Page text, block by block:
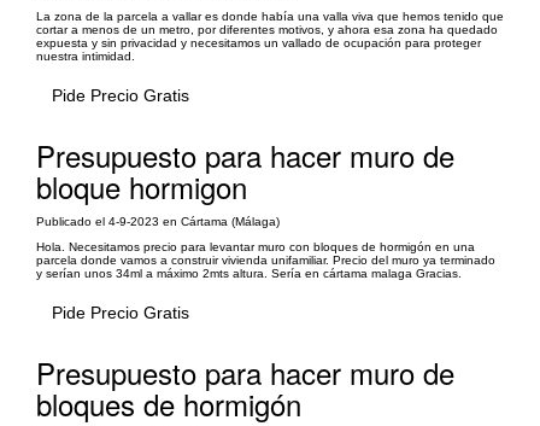
La zona de la parcela a vallar es donde había una valla viva que hemos tenido que
cortar a menos de un metro, por diferentes motivos, y ahora esa zona ha quedado
expuesta y sin privacidad y necesitamos un vallado de ocupación para proteger
nuestra intimidad.
Pide Precio Gratis
Presupuesto para hacer muro de
bloque hormigon
Publicado el 4-9-2023 en Cártama (Málaga)
Hola. Necesitamos precio para levantar muro con bloques de hormigón en una
parcela donde vamos a construir vivienda unifamiliar. Precio del muro ya terminado
y serían unos 34ml a máximo 2mts altura. Sería en cártama malaga Gracias.
Pide Precio Gratis
Presupuesto para hacer muro de
bloques de hormigón